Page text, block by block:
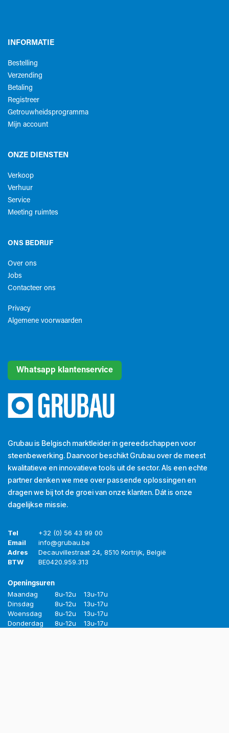
INFORMATIE
Bestelling
Verzending
Betaling
Registreer
Getrouwheidsprogramma
Mijn account
ONZE DIENSTEN
Verkoop
Verhuur
Service
Meeting ruimtes
ONS BEDRIJF
Over ons
Jobs
Contacteer ons
Privacy
Algemene voorwaarden​
Whatsapp klantenservice
Grubau is Belgisch marktleider in gereedschappen voor
steenbewerking. Daarvoor beschikt Grubau over de meest
kwalitatieve en innovatieve tools uit de sector. Als een echte
partner denken we mee over passende oplossingen en
dragen we bij tot de groei van onze klanten. Dát is onze
dagelijkse missie.
Tel
+32 (0) 56 43 99 00
Email
info@grubau.be
Adres
Decauvillestraat 24, 8510 Kortrijk, België
BTW
BE0420.959.313
Openingsuren
Maandag 8u-12u
13u-17u
Dinsdag
8u-12u
13u-17u
Woensdag
8u-12u
13u-17u
Donderdag
8u-12u
13u-17u